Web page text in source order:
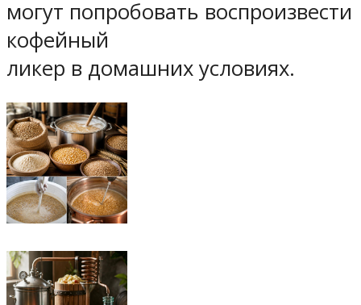
могут попробовать воспроизвести
кофейный
ликер в домашних условиях.